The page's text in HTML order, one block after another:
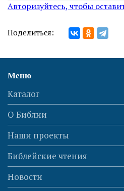
Авторизуйтесь, чтобы
Поделиться:
Меню
Каталог
О Библии
Наши проекты
Библейские чтения
Новости